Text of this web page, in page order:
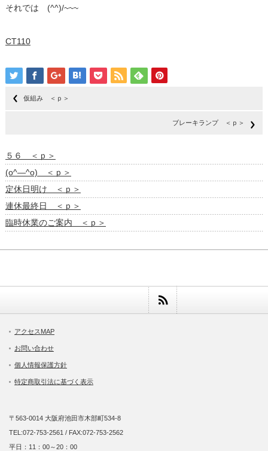
それでは (^^)/~~~
CT110
仮組み ＜ｐ＞
ブレーキランプ ＜ｐ＞
５６ ＜ｐ＞
(o^―^o) ＜ｐ＞
定休日明け ＜ｐ＞
連休最終日 ＜ｐ＞
臨時休業のご案内 ＜ｐ＞
アクセスMAP
お問い合わせ
個人情報保護方針
特定商取引法に基づく表示
〒563-0014 大阪府池田市木部町534-8
TEL:072-753-2561 / FAX:072-753-2562
平日：11：00～20：00